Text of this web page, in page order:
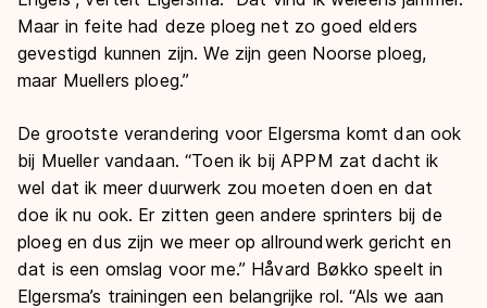
Maar in feite had deze ploeg net zo goed elders
gevestigd kunnen zijn. We zijn geen Noorse ploeg,
maar Muellers ploeg.”
De grootste verandering voor Elgersma komt dan ook
bij Mueller vandaan. “Toen ik bij APPM zat dacht ik
wel dat ik meer duurwerk zou moeten doen en dat
doe ik nu ook. Er zitten geen andere sprinters bij de
ploeg en dus zijn we meer op allroundwerk gericht en
dat is een omslag voor me.” Håvard Bøkko speelt in
Elgersma’s trainingen een belangrijke rol. “Als we aan